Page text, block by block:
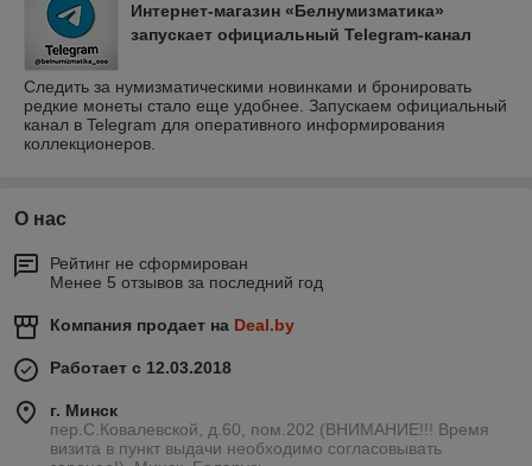
Интернет-магазин «Белнумизматика»
запускает официальный Telegram-канал
Следить за нумизматическими новинками и бронировать
редкие монеты стало еще удобнее. Запускаем официальный
канал в Telegram для оперативного информирования
коллекционеров.
О нас
Рейтинг не сформирован
Менее 5 отзывов за последний год
Компания продает на Deal.by
Работает с 12.03.2018
г. Минск
пер.С.Ковалевской, д.60, пом.202 (ВНИМАНИЕ!!! Время
визита в пункт выдачи необходимо согласовывать